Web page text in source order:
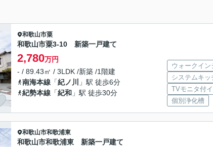
和歌山市粟
和歌山市粟3-10 新築一戸建て
2,780万円
- / 89.43㎡ / 3LDK /新築 /1階建
南海本線 「紀ノ川
」駅 徒歩6分
紀勢本線 「紀和 」駅 徒歩30分
ウォークイン
システムキッ
TVモニタ付
個別浄化槽
和歌山市和歌浦東
和歌山市和歌浦東 新築一戸建て